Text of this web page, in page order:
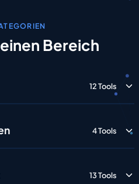
einen Bereich
12 Tools
4 Tools
13 Tools